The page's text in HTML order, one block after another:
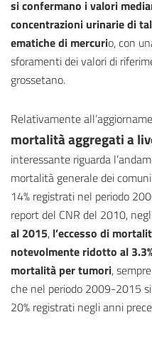
si confermano i valori
concentrazioni urinarie di
ematiche di mercurio, con
sforamenti dei valori di
grossetano.
Relativamente
mortalità aggregati a
interessante riguarda
mortalità generale dei
14% registrati nel periodo
report del CNR del 2010,
al 2015, l’eccesso di
notevolmente ridotto al
mortalità per tumori,
che nel periodo 2009-2015
20% registrati negli anni